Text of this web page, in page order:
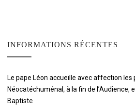
INFORMATIONS RÉCENTES
Le pape Léon accueille avec affection les
Néocatéchuménal, à la fin de l’Audience,
Baptiste